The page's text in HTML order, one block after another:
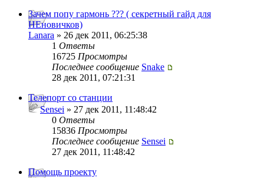
Зачем попу гармонь ??? ( секретный гайд для
НЕновичков)
Lanara » 26 дек 2011, 06:25:38
1 Ответы
16725 Просмотры
Последнее сообщение Snake
28 дек 2011, 07:21:31
Телепорт со станции
Sensei » 27 дек 2011, 11:48:42
0 Ответы
15836 Просмотры
Последнее сообщение Sensei
27 дек 2011, 11:48:42
Помощь проекту